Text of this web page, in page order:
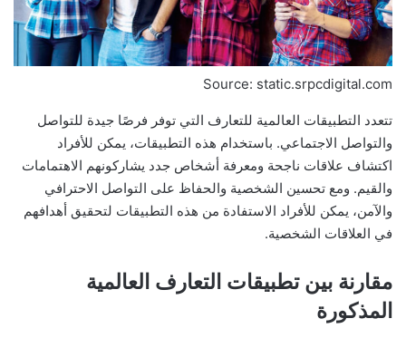
Source: static.srpcdigital.com
تتعدد التطبيقات العالمية للتعارف التي توفر فرصًا جيدة للتواصل
والتواصل الاجتماعي. باستخدام هذه التطبيقات، يمكن للأفراد
اكتشاف علاقات ناجحة ومعرفة أشخاص جدد يشاركونهم الاهتمامات
والقيم. ومع تحسين الشخصية والحفاظ على التواصل الاحترافي
والآمن، يمكن للأفراد الاستفادة من هذه التطبيقات لتحقيق أهدافهم
في العلاقات الشخصية.
مقارنة بين تطبيقات التعارف العالمية
المذكورة